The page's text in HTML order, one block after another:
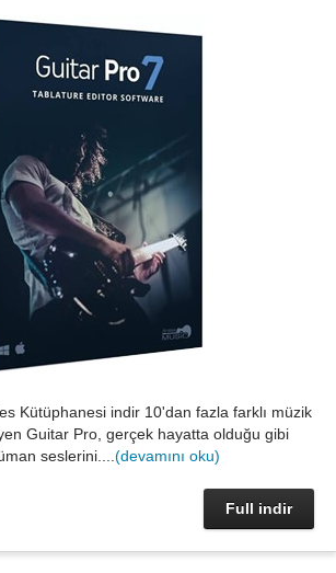
Kütüphanesi indir 10'dan fazla farklı müzik
Guitar Pro, gerçek hayatta olduğu gibi
seslerini.... (devamını oku)
Full indir